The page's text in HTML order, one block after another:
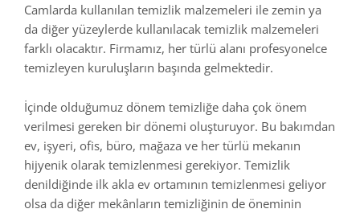
Camlarda kullanılan temizlik malzemeleri ile zemin ya
da diğer yüzeylerde kullanılacak temizlik malzemeleri
farklı olacaktır. Firmamız, her türlü alanı profesyonelce
temizleyen kuruluşların başında gelmektedir.
İçinde olduğumuz dönem temizliğe daha çok önem
verilmesi gereken bir dönemi oluşturuyor. Bu bakımdan
ev, işyeri, ofis, büro, mağaza ve her türlü mekanın
hijyenik olarak temizlenmesi gerekiyor. Temizlik
denildiğinde ilk akla ev ortamının temizlenmesi geliyor
olsa da diğer mekânların temizliğinin de öneminin